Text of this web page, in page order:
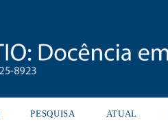
PESQUISA ATUAL